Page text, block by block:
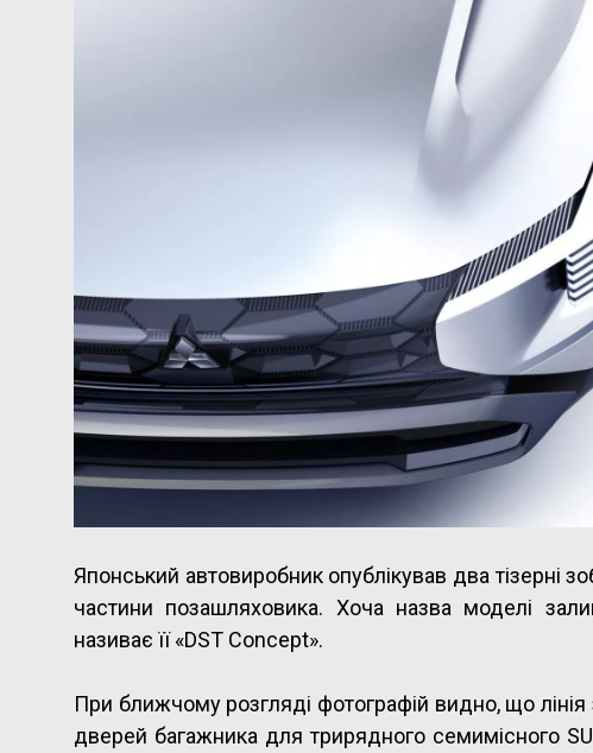
Японський автовиробник опублікував два тізерні
частини позашляховика. Хоча назва моделі
називає її «DST Concept».
При ближчому розгляді фотографій видно, що
дверей багажника для трирядного семимісного